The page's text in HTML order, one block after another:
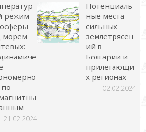
режим
морем
по
21.02.2024
Потенциаль
ные места
сильных
землетрясен
ий в
Болгарии и
прилегающи
х регионах
02.02.2024